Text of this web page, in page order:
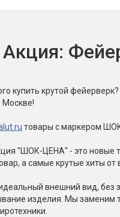
Акция:
купить крутой
Москве!
товары с маркером
"ШОК-ЦЕНА" - это новые
а самые крутые хиты
внешний вид, без
изделия. Мы заменим